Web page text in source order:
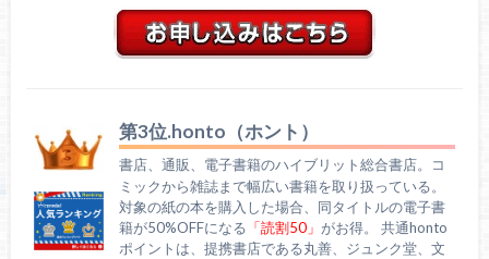
第3位.honto（ホント）
書店、通販、電子書籍のハイブリット総合書店。コ
ミックから雑誌まで幅広い書籍を取り扱っている。
対象の紙の本を購入した場合、同タイトルの電子書
籍が50%OFFになる 「読割50」 がお得。 共通honto
ポイントは、提携書店である丸善、ジュンク堂、文